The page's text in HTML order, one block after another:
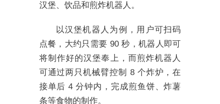
汉堡、饮品和煎炸机器人。
以汉堡机器人为例，用户可扫码
点餐，大约只需要 90 秒，机器人即可
将制作好的汉堡奉上，而煎炸机器人
可通过两只机械臂控制 8 个炸炉，在
接单后 4 分钟内，完成煎鱼饼、炸薯
条等食物的制作。